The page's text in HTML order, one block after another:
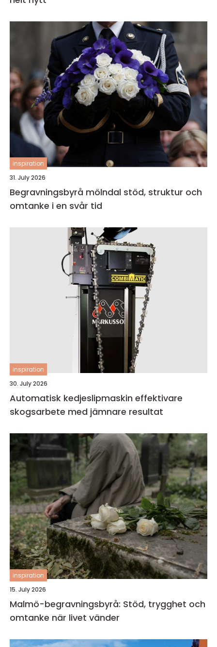
inspiration
31. July 2026
Begravningsbyrå mölndal stöd, struktur och
omtanke i en svår tid
inspiration
30. July 2026
Automatisk kedjeslipmaskin effektivare
skogsarbete med jämnare resultat
inspiration
15. July 2026
Malmö-begravningsbyrå: Stöd, trygghet och
omtanke när livet vänder